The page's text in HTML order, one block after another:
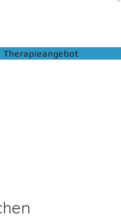
Therapieangebot